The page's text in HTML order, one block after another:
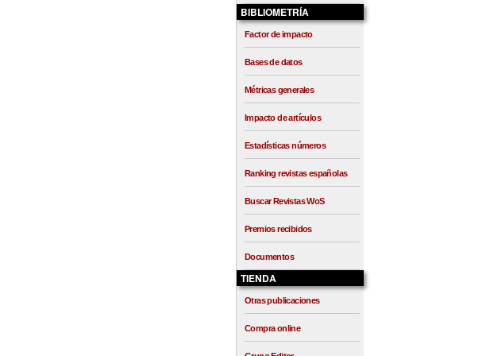
BIBLIOMETRÍA
Factor de impacto
Bases de datos
Métricas generales
Impacto de artículos
Estadísticas números
Ranking revistas españolas
Buscar Revistas WoS
Premios recibidos
Documentos
TIENDA
Otras publicaciones
Compra online